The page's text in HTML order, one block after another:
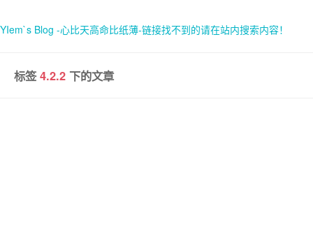
YIem`s Blog -心比天高命比纸薄-链接找不到的请在站内搜索内容！
首页
标签4.2.2 下的文章